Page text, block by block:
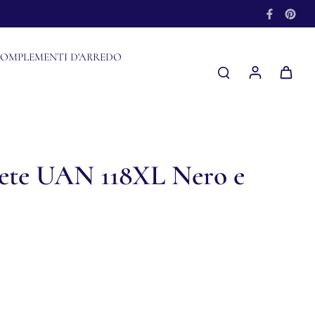
D'ARREDO
UAN 118XL Nero e